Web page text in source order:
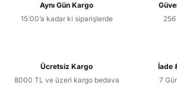
Ürün resmi kalitesiz, bozuk veya
Ürün fiyatı diğer sitelerden daha pahalı.
Bu ürüne benzer farklı alternatifler olmalı.
Aynı Gün Kargo
15:00’a kadar ki siparişlerde
Ücretsiz Kargo
8000 TL ve üzeri kargo bedava
İade
7